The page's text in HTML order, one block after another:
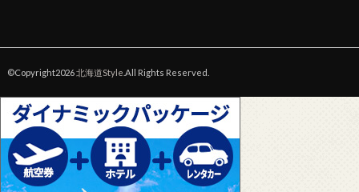
©Copyright2026北海道Style .All Rights Reserved.